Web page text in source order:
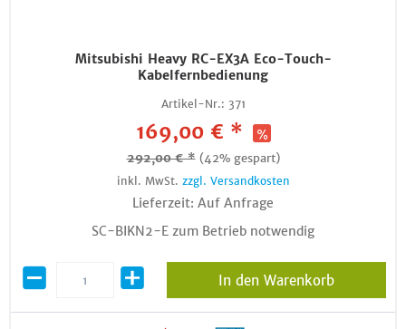
Mitsubishi Heavy RC-EX3A Eco-Touch-
Kabelfernbedienung
Artikel-Nr.: 371
169,00 € *
292,00 € * (42% gespart)
inkl. MwSt. zzgl. Versandkosten
Lieferzeit: Auf Anfrage
SC-BIKN2-E zum Betrieb notwendig
In den Warenkorb